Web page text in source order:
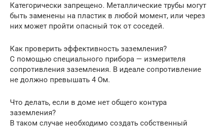
Категорически запрещено. Металлические трубы могут
быть заменены на пластик в любой момент, или через
них может пройти опасный ток от соседей.
Как проверить эффективность заземления?
С помощью специального прибора — измерителя
сопротивления заземления. В идеале сопротивление
не должно превышать 4 Ом.
Что делать, если в доме нет общего контура
заземления?
В таком случае необходимо создать собственный